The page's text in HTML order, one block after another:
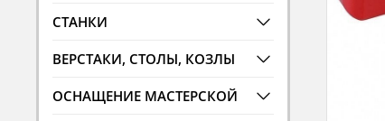
СТАНКИ
ВЕРСТАКИ, СТОЛЫ, КОЗЛЫ
ОСНАЩЕНИЕ МАСТЕРСКОЙ